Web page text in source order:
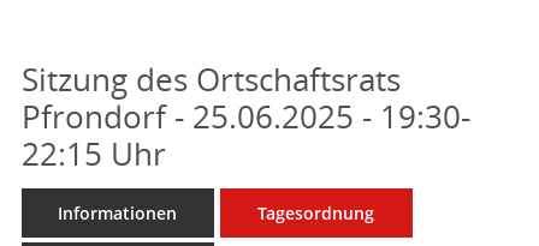
Sitzung des Ortschaftsrats
Pfrondorf - 25.06.2025 - 19:30-
22:15 Uhr
Informationen Tagesordnung